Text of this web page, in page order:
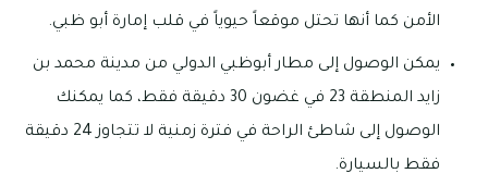
الأمن كما أنها تحتل موقعاً حيوياً في قلب إمارة أبو ظبي.
يمكن الوصول إلى مطار أبوظبي الدولي من مدينة محمد بن
زايد المنطقة 23 في غضون 30 دقيقة فقط، كما يمكنك
الوصول إلى شاطئ الراحة في فترة زمنية لا تتجاوز 24 دقيقة
فقط بالسيارة.